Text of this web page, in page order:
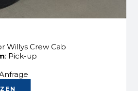
Willys Crew Cab
: Pick-up